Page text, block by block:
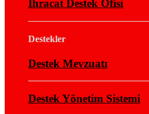
İhracat Destek Ofisi
Destekler
Destek Mevzuatı
Destek Yönetim Sistemi